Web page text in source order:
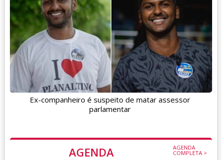
AGENDA AGENDA
COMPLETA >
Ex-companheiro é suspeito de matar assessor
parlamentar